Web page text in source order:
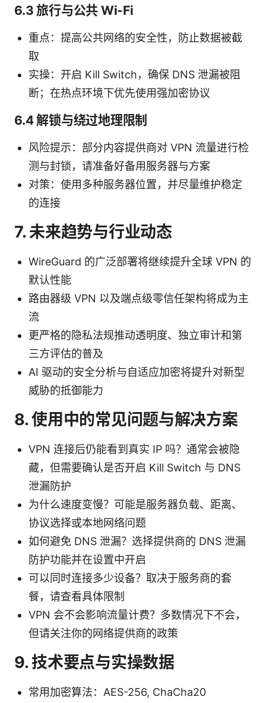
6.3 旅行与公共 Wi-Fi
重点：提高公共网络的安全性，防止数据被截
取
实操：开启 Kill Switch，确保 DNS 泄漏被阻
断；在热点环境下优先使用强加密协议
6.4 解锁与绕过地理限制
风险提示：部分内容提供商对 VPN 流量进行检
测与封锁，请准备好备用服务器与方案
对策：使用多种服务器位置，并尽量维护稳定
的连接
7. 未来趋势与行业动态
WireGuard 的广泛部署将继续提升全球 VPN 的
默认性能
路由器级 VPN 以及端点级零信任架构将成为主
流
更严格的隐私法规推动透明度、独立审计和第
三方评估的普及
AI 驱动的安全分析与自适应加密将提升对新型
威胁的抵御能力
8. 使用中的常见问题与解决方案
VPN 连接后仍能看到真实 IP 吗？通常会被隐
藏，但需要确认是否开启 Kill Switch 与 DNS
泄漏防护
为什么速度变慢？可能是服务器负载、距离、
协议选择或本地网络问题
如何避免 DNS 泄漏？选择提供商的 DNS 泄漏
防护功能并在设置中开启
可以同时连接多少设备？取决于服务商的套
餐，请查看具体限制
VPN 会不会影响流量计费？多数情况下不会，
但请关注你的网络提供商的政策
9. 技术要点与实操数据
常用加密算法：AES-256, ChaCha20